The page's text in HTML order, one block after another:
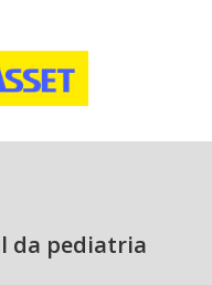
da pediatria